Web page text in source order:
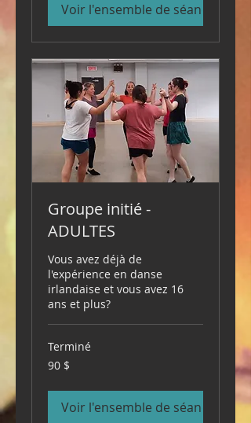
Voir l'ensemble de séances
Groupe initié -
ADULTES
Vous avez déjà de
l'expérience en danse
irlandaise et vous avez 16
ans et plus?
Terminé
90 dollars
canadiens
90 $
Voir l'ensemble de séances